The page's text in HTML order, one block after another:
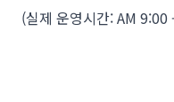
(실제 운영시간: AM